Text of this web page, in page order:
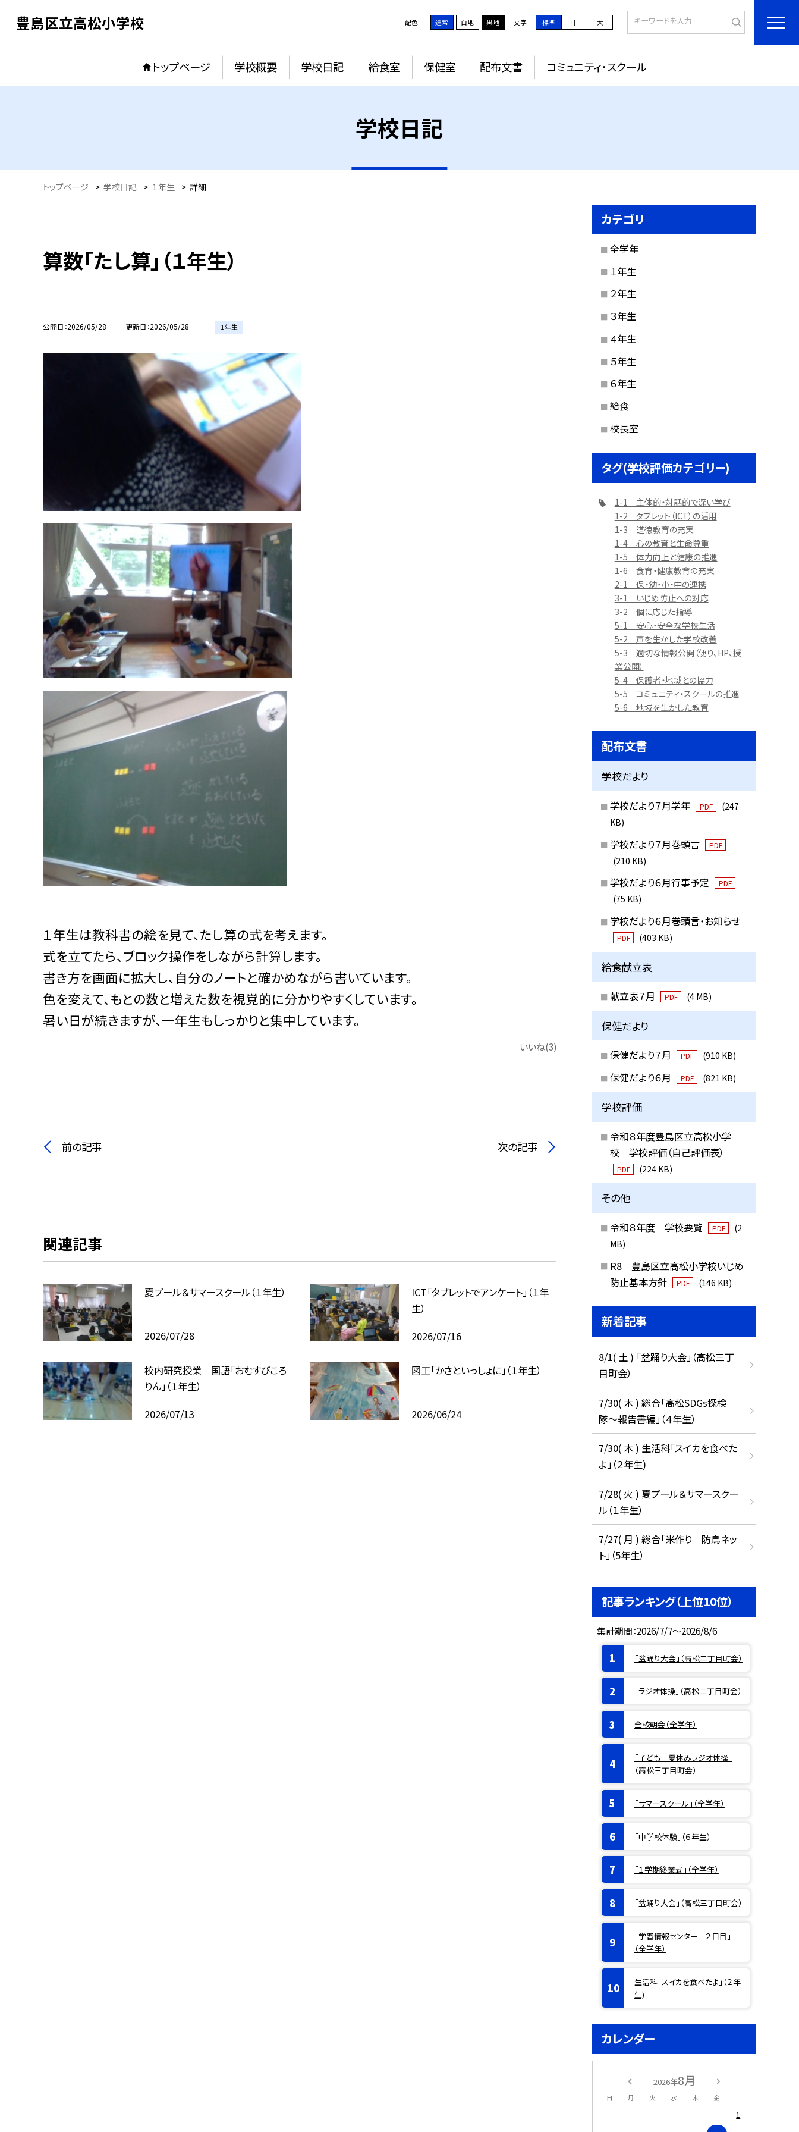
豊島区立高松小学校 配色 通常 白地 黒地 文字 標準 中 大
トップページ 学校概要 学校日記 給食室 保健室 配布文書 コミュニティ・スクール
学校日記
トップページ > 学校日記 > １年生 > 詳細
算数「たし算」（１年生）
公開日 2026/05/28 更新日 2026/05/28 １年生
１年生は教科書の絵を見て、たし算の式を考えます。
式を立てたら、ブロック操作をしながら計算します。
書き方を画面に拡大し、自分のノートと確かめながら書いています。
色を変えて、もとの数と増えた数を視覚的に分かりやすくしています。
暑い日が続きますが、一年生もしっかりと集中しています。
いいね(3)
前の記事 次の記事
関連記事
夏プール＆サマースクール（１年生）
2026/07/28
ICT「タブレットでアンケート」（１年
生）
2026/07/16
校内研究授業 国語「おむすびころ
りん」（１年生）
2026/07/13
図工「かさといっしょに」（１年生）
2026/06/24
カテゴリ
全学年
１年生
２年生
３年生
４年生
５年生
６年生
給食
校長室
タグ(学校評価カテゴリー)
1-1 主体的・対話的で深い学び
1-2 タブレット（ICT）の活用
1-3 道徳教育の充実
1-4 心の教育と生命尊重
1-5 体力向上と健康の推進
1-6 食育・健康教育の充実
2-1 保・幼・小・中の連携
3-1 いじめ防止への対応
3-2 個に応じた指導
5-1 安心・安全な学校生活
5-2 声を生かした学校改善
5-3 適切な情報公開（便り、HP、授
業公開）
5-4 保護者・地域との協力
5-5 コミュニティ・スクールの推進
5-6 地域を生かした教育
配布文書
学校だより
学校だより７月学年 PDF
(247
KB)
学校だより７月巻頭言 PDF
(210 KB)
学校だより６月行事予定 PDF
(75 KB)
学校だより６月巻頭言・お知らせ
PDF (403 KB)
給食献立表
献立表７月 PDF (4 MB)
保健だより
保健だより７月 PDF (910 KB)
保健だより６月 PDF (821 KB)
学校評価
令和８年度豊島区立高松小学
校 学校評価（自己評価表）
PDF (224 KB)
その他
令和８年度 学校要覧 PDF
(2
MB)
R8 豊島区立高松小学校いじめ
防止基本方針
PDF (146 KB)
新着記事
8/1( 土 ) 「盆踊り大会」（高松三丁
目町会）
7/30( 木 ) 総合「高松SDGs探検
隊〜報告書編」（４年生）
7/30( 木 ) 生活科「スイカを食べた
よ」（２年生)
7/28( 火 ) 夏プール＆サマースクー
ル（１年生）
7/27( 月 ) 総合「米作り 防鳥ネッ
ト」（5年生）
記事ランキング（上位10位）
集計期間：2026/7/7～2026/8/6
「盆踊り大会」（高松二丁目町会）
「ラジオ体操」（高松二丁目町会）
全校朝会（全学年）
「子ども 夏休みラジオ体操」
（高松三丁目町会）
「サマースクール」（全学年）
「中学校体験」（６年生）
「１学期終業式」（全学年）
「盆踊り大会」（高松三丁目町会）
「学習情報センター ２日目」
（全学年）
生活科「スイカを食べたよ」（２年
生)
カレンダー
2026年8月
日 月 火 水 木 金 土
1